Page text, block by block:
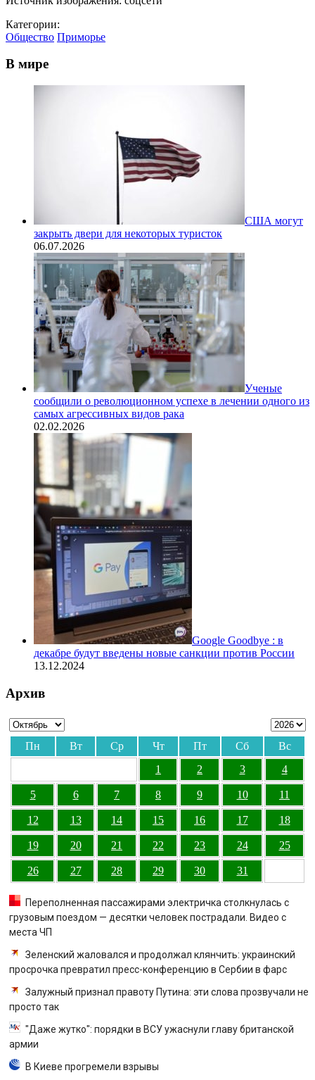
Категории:
Общество Приморье
В мире
США могут
закрыть двери для некоторых туристок
06.07.2026
Ученые
сообщили о революционном успехе в лечении одного из
самых агрессивных видов рака
02.02.2026
Google Goodbye : в
декабре будут введены новые санкции против России
13.12.2024
Архив
Пн Вт Ср Чт Пт Сб
Вс
1
2 3 4
5 6 7 8 9 10 11
12 13 14 15 16 17 18
19 20 21 22 23 24 25
26 27 28 29 30 31
Переполненная пассажирами электричка столкнулась с
грузовым поездом — десятки человек пострадали. Видео с
места ЧП
Зеленский жаловался и продолжал клянчить: украинский
просрочка превратил пресс-конференцию в Сербии в фарс
Залужный признал правоту Путина: эти слова прозвучали не
просто так
"Даже жутко": порядки в ВСУ ужаснули главу британской
армии
В Киеве прогремели взрывы